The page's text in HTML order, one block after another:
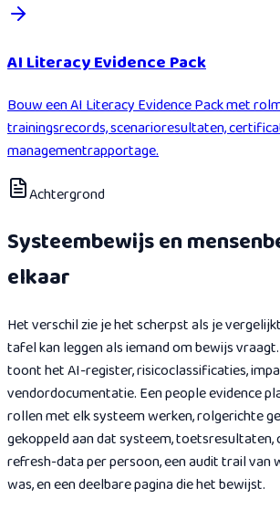
AI Literacy Evidence Pack
Bouw een AI Literacy Evidence Pack met
trainingsrecords, scenarioresultaten,
managementrapportage.
Achtergrond
Systeembewijs en
elkaar
Het verschil zie je het scherpst als je
tafel kan leggen als iemand om bewijs
toont het AI-register, risicoclassificaties,
vendordocumentatie. Een people evidence
rollen met elk systeem werken, rolgerichte
gekoppeld aan dat systeem,
refresh-data per persoon, een audit trail van
was, en een deelbare pagina die het bewijst.